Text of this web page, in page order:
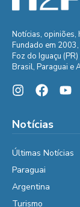
Notícias, opiniões,
Fundado em
Foz do Iguaçu
Brasil, Paraguai e
Notícias
Últimas Notícias
Paraguai
Argentina
Turismo